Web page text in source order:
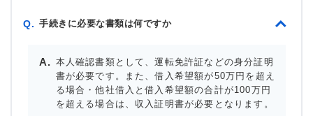
Q. 手続きに必要な書類は何ですか
本人確認書類として、運転免許証などの身分証明
書が必要です。また、借入希望額が50万円を超え
る場合・他社借入と借入希望額の合計が100万円
を超える場合は、収入証明書が必要となります。